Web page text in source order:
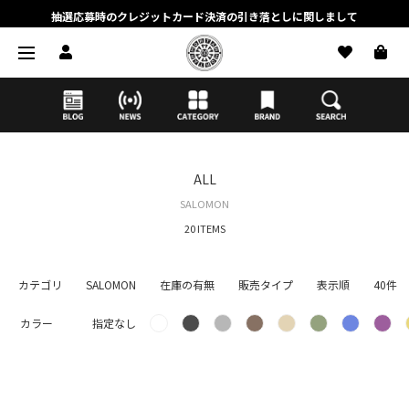
抽選応募時のクレジットカード決済の引き落としに関しまして
【応募前に必ずお読みください】抽選応募に関する注意事項
MORTAR ONLINE STOREの会員に関しまして
ALL
SALOMON
20 ITEMS
カテゴリ SALOMON 在庫の有無 販売タイプ 表示順 40件
カラー 指定なし